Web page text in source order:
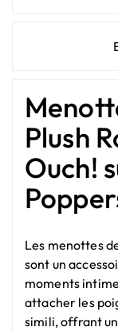
Plush
Ouch!
Les menottes
sont un
moments
attacher les
simili, offrant